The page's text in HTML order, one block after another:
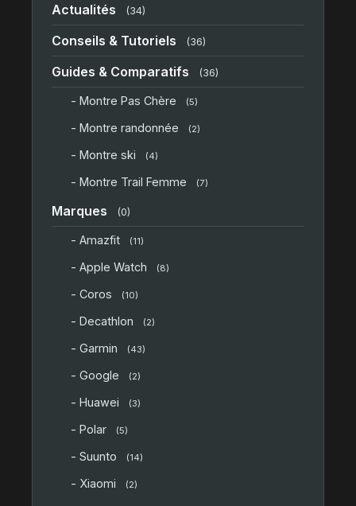
Actualités (34)
Conseils & Tutoriels (36)
Guides & Comparatifs (36)
- Montre Pas Chère (5)
- Montre randonnée (2)
- Montre ski (4)
- Montre Trail Femme (7)
Marques (0)
- Amazfit (11)
- Apple Watch (8)
- Coros (10)
- Decathlon (2)
- Garmin (43)
- Google (2)
- Huawei (3)
- Polar (5)
- Suunto (14)
- Xiaomi (2)